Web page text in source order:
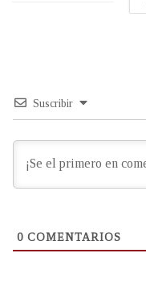
Suscribir
0 COMENTARIOS